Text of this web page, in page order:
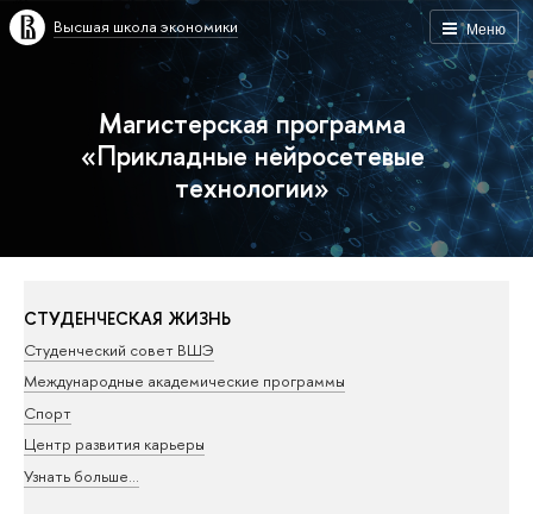
Меню
Высшая школа экономики
Магистерская программа
«Прикладные нейросетевые
технологии»
СТУДЕНЧЕСКАЯ ЖИЗНЬ
Студенческий совет ВШЭ
Международные академические программы
Спорт
Центр развития карьеры
Узнать больше…